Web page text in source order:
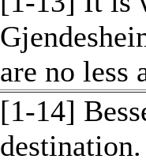
are no less
[1-14]
destination.